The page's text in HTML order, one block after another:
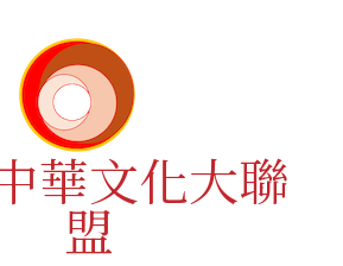
華文化大聯
盟